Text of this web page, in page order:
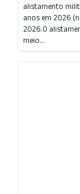
alistamento
anos em 2026
2026.O
meio...